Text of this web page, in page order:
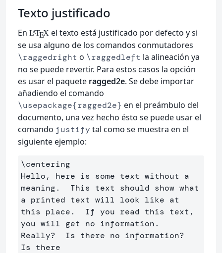
Texto justificado
En LATEXel texto está justificado por defecto y si
se usa alguno de los comandos conmutadores
\raggedright o \raggedleft la alineación ya
no se puede revertir. Para estos casos la opción
es usar el paquete ragged2e. Se debe importar
añadiendo el comando
\usepackage{ragged2e} en el preámbulo del
documento, una vez hecho ésto se puede usar el
comando justify tal como se muestra en el
siguiente ejemplo:
\centering
Hello, here is some text without a
meaning.  This text should show what
a printed text will look like at
this place.  If you read this text,
you will get no information.
Really?  Is there no information?
Is there